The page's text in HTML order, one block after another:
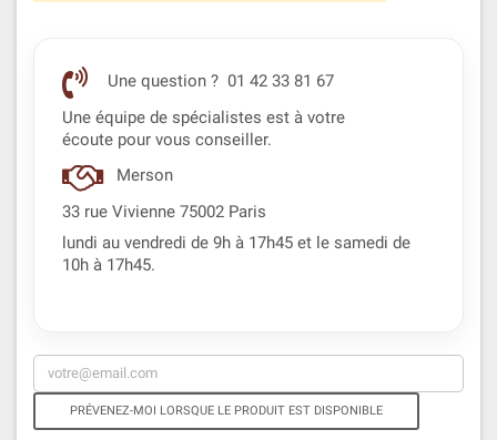
Une question ? 01 42 33 81 67
Une équipe de spécialistes est à votre
écoute pour vous conseiller.
Merson
33 rue Vivienne 75002 Paris
lundi au vendredi de 9h à 17h45 et le samedi de
10h à 17h45.
PRÉVENEZ-MOI LORSQUE LE PRODUIT EST DISPONIBLE